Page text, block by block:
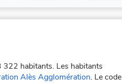
322 habitants. Les habitants
Alès Agglomération. Le code